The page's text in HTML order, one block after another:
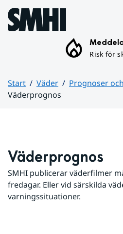
Hoppa till sidans innehåll
Risk för
Start Väder
Prognoser
Väderprognos
Väderprognos
SMHI publicerar väderfilmer
fredagar. Eller vid särskilda
varningssituationer.